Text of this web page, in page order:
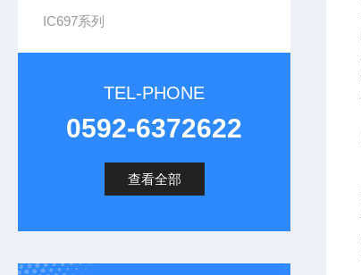
IC697系列
TEL-PHONE
0592-6372622
查看全部